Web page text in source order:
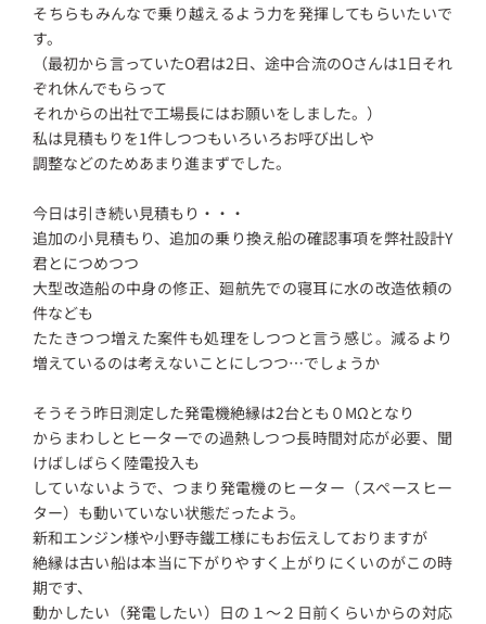
そちらもみんなで乗り越えるよう力を発揮してもらいたいで
す。
（最初から言っていたO君は2日、途中合流のOさんは1日それ
ぞれ休んでもらって
それからの出社で工場長にはお願いをしました。）
私は見積もりを1件しつつもいろいろお呼び出しや
調整などのためあまり進まずでした。
今日は引き続い見積もり・・・
追加の小見積もり、追加の乗り換え船の確認事項を弊社設計Y
君とにつめつつ
大型改造船の中身の修正、廻航先での寝耳に水の改造依頼の
件なども
たたきつつ増えた案件も処理をしつつと言う感じ。減るより
増えているのは考えないことにしつつ…でしょうか
そうそう昨日測定した発電機絶縁は2台とも０MΩとなり
からまわしとヒーターでの過熱しつつ長時間対応が必要、聞
けばしばらく陸電投入も
していないようで、つまり発電機のヒーター（スペースヒー
ター）も動いていない状態だったよう。
新和エンジン様や小野寺鐵工様にもお伝えしておりますが
絶縁は古い船は本当に下がりやすく上がりにくいのがこの時
期です、
動かしたい（発電したい）日の１～２日前くらいからの対応